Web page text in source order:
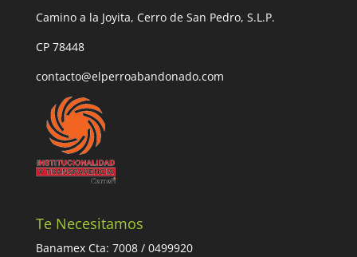
Camino a la Joyita, Cerro de San Pedro, S.L.P.
CP 78448
contacto@elperroabandonado.com
Te Necesitamos
Banamex Cta: 7008 / 0499920